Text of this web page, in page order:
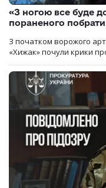
«З ногою все буде
пораненого
З початком ворожого
«Хижак» почули крики